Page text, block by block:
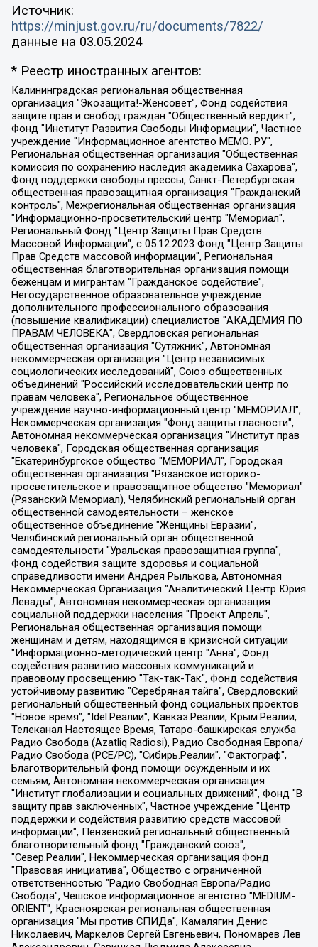
Источник:
https://minjust.gov.ru/ru/documents/7822/
данные на 03.05.2024
* Реестр иностранных агентов:
Калининградская региональная общественная организация "Экозащита!-Женсовет", Фонд содействия защите прав и свобод граждан "Общественный вердикт", Фонд "Институт Развития Свободы Информации", Частное учреждение "Информационное агентство МЕМО. РУ", Региональная общественная организация "Общественная комиссия по сохранению наследия академика Сахарова", Фонд поддержки свободы прессы, Санкт-Петербургская общественная правозащитная организация "Гражданский контроль", Межрегиональная общественная организация "Информационно-просветительский центр "Мемориал", Региональный Фонд "Центр Защиты Прав Средств Массовой Информации", с 05.12.2023 Фонд "Центр Защиты Прав Средств массовой информации", Региональная общественная благотворительная организация помощи беженцам и мигрантам "Гражданское содействие", Негосударственное образовательное учреждение дополнительного профессионального образования (повышение квалификации) специалистов "АКАДЕМИЯ ПО ПРАВАМ ЧЕЛОВЕКА", Свердловская региональная общественная организация "Сутяжник", Автономная некоммерческая организация "Центр независимых социологических исследований", Союз общественных объединений "Российский исследовательский центр по правам человека", Региональное общественное учреждение научно-информационный центр "МЕМОРИАЛ", Некоммерческая организация "Фонд защиты гласности", Автономная некоммерческая организация "Институт прав человека", Городская общественная организация "Екатеринбургское общество "МЕМОРИАЛ", Городская общественная организация "Рязанское историко-просветительское и правозащитное общество "Мемориал" (Рязанский Мемориал), Челябинский региональный орган общественной самодеятельности – женское общественное объединение "Женщины Евразии", Челябинский региональный орган общественной самодеятельности "Уральская правозащитная группа", Фонд содействия защите здоровья и социальной справедливости имени Андрея Рылькова, Автономная Некоммерческая Организация "Аналитический Центр Юрия Левады", Автономная некоммерческая организация социальной поддержки населения "Проект Апрель", Региональная общественная организация помощи женщинам и детям, находящимся в кризисной ситуации "Информационно-методический центр "Анна", Фонд содействия развитию массовых коммуникаций и правовому просвещению "Так-так-Так", Фонд содействия устойчивому развитию "Серебряная тайга", Свердловский региональный общественный фонд социальных проектов "Новое время", "Idel.Реалии", Кавказ.Реалии, Крым.Реалии, Телеканал Настоящее Время, Татаро-башкирская служба Радио Свобода (Azatliq Radiosi), Радио Свободная Европа/Радио Свобода (PCE/PC), "Сибирь.Реалии", "Фактограф", Благотворительный фонд помощи осужденным и их семьям, Автономная некоммерческая организация "Институт глобализации и социальных движений", Фонд "В защиту прав заключенных", Частное учреждение "Центр поддержки и содействия развитию средств массовой информации", Пензенский региональный общественный благотворительный фонд "Гражданский союз", "Север.Реалии", Некоммерческая организация Фонд "Правовая инициатива", Общество с ограниченной ответственностью "Радио Свободная Европа/Радио Свобода", Чешское информационное агентство "MEDIUM-ORIENT", Красноярская региональная общественная организация "Мы против СПИДа", Камалягин Денис Николаевич, Маркелов Сергей Евгеньевич, Пономарев Лев Александрович, Савицкая Людмила Алексеевна, Автономная некоммерческая организация "Центр по работе с проблемой насилия "НАСИЛИЮ.НЕТ", Межрегиональный профессиональный союз работников здравоохранения "Альянс врачей", Юридическое лицо, зарегистрированное в Латвийской Республике, SIA "Medusa Project" (регистрационный номер 40103797863, дата регистрации 10.06.2014), Некоммерческая организация "Фонд по борьбе с коррупцией", Автономная некоммерческая организация "Институт права и публичной политики", Баданин Роман Сергеевич, Гликин Максим Александрович, Железнова Мария Михайловна, Лукьянова Юлия Сергеевна, Маетная Елизавета Витальевна, Маняхин Петр Борисович, Чуракова Ольга Владимировна, Ярош Юлия Петровна, Юридическое лицо "The Insider SIA", зарегистрированное в Риге, Латвийская Республика (дата регистрации 26.06.2015), являющееся администратором доменного имени интернет-издания "The Insider SIA", https://theins.ru, Постернак Алексей Евгеньевич, Рубин Михаил Аркадьевич, Анин Роман Александрович, Юридическое лицо Istories fonds, зарегистрированное в Латвийской Республике (регистрационный номер 50008295751, дата регистрации 24.02.2020), Великовский Дмитрий Александрович, Долинина Ирина Николаевна, Мароховская Алеся Алексеевна, Шлейнов Роман Юрьевич, Шмагун Олеся Валентиновна, Общество с ограниченной ответственностью "Альтаир 2021", Общество с ограниченной ответственностью "Вега 2021", Общество с ограниченной ответственностью "Главный редактор 2021", Общество с ограниченной ответственностью "Ромашки монолит", Важенков Артем Валерьевич, Ивановская областная общественная организация "Центр гендерных исследований", Гурман Юрий Альбертович, Медиапроект "ОВД-Инфо", Егоров Владимир Владимирович, Жилинский Владимир Александрович, Общество с ограниченной ответственностью "ЗП", Иванова София Юрьевна, Карезина Инна Павловна, Кильтау Екатерина Викторовна, Петров Алексей Викторович, Пискунов Сергей Евгеньевич, Смирнов Сергей Сергеевич, Тихонов Михаил Сергеевич, Общество с ограниченной ответственностью "ЖУРНАЛИСТ-ИНОСТРАННЫЙ АГЕНТ", Арапова Галина Юрьевна, Вольтская Татьяна Анатольевна, Американская компания "Mason G.E.S. Anonymous Foundation" (США), являющаяся владельцем интернет-издания https://mnews.world/, Компания "Stichting Bellingcat", зарегистрированная в Нидерландах (дата регистрации 11.07.2018), Захаров Андрей Вячеславович, Клепиковская Екатерина Дмитриевна, Общество с ограниченной ответственностью "МЕМО", Перл Роман Александрович, Симонов Евгений Алексеевич, Соловьева Елена Анатольевна, Сотников Даниил Владимирович, Сурначева Елизавета Дмитриевна, Автономная некоммерческая организация по защите прав человека и информированию населения "Якутия – Наше Мнение", Общество с ограниченной ответственностью "Москоу диджитал медиа", с 26.01.2023 Общество с ограниченной ответственностью "Чайка Белые сады", Ветошкина Валерия Валерьевна, Заговора Максим Александрович, Межрегиональное общественное движение "Российская ЛГБТ - сеть", Оленичев Максим Владимирович, Павлов Иван Юрьевич, Скворцова Елена Сергеевна, Общество с ограниченной ответственностью "Как бы инагент", Кочетков Игорь Викторович, Общество с ограниченной ответственностью "Честные выборы", Еланчик Олег Александрович, Общество с ограниченной ответственностью "Нобелевский призыв", Гималова Регина Эмилевна, Григорьев Андрей Валерьевич, Григорьева Алина Александровна, Ассоциация по содействию защите прав призывников, альтернативнослужащих и военнослужащих "Правозащитная группа "Гражданин.Армия.Право", Хисамова Регина Фаритовна, Автономная некоммерческая организация по реализации социально-правовых программ "Лилит", Дальневосточное общественное движение "Маяк", Санкт-Петербургская ЛГБТ-инициативная группа "Выход", Инициативная группа ЛГБТ+ "Реверс", Алексеев Андрей Викторович, Бекбулатова Таисия Львовна, Беляев Иван Михайлович, Владыкина Елена Сергеевна, Гельман Марат Александрович, Никульшина Вероника Юрьевна, Толоконникова Надежда Андреевна, Шендерович Виктор Анатольевич, Общество с ограниченной ответственностью "Данное сообщение", Общество с ограниченной ответственностью Издательский дом "Новая глава", Айнбиндер Александра Александровна, Московский комьюнити-центр для ЛГБТ+инициатив, Благотворительный фонд развития филантропии, Deutsche Welle (Германия, Kurt-Schumacher-Strasse 3, 53113 Bonn), Борзунова Мария Михайловна, Воробьев Виктор Викторович, Голубева Анна Львовна, Константинова Алла Михайловна, Малкова Ирина Владимировна, Мурадов Мурад Абдулгалимович, Осетинская Елизавета Николаевна, Понасенков Евгений Николаевич, Ганапольский Матвей Юрьевич, Киселев Евгений Алексеевич, Борухович Ирина Григорьевна, Дремин Иван Тимофеевич, Дубровский Дмитрий Викторович, Красноярская региональная общественная организация поддержки и развития альтернативных образовательных технологий и межкультурных коммуникаций "ИНТЕРРА", Маяковская Екатерина Алексеевна, Фейгин Марк Захарович, Филимонов Андрей Викторович, Дзугкоева Регина Николаевна, Доброхотов Роман Александрович, Дудь Юрий Александрович, Елкин Сергей Владимирович, Кругликов Кирилл Игоревич, Сабунаева Мария Леонидовна, Семенов Алексей Владимирович, Шаинян Карен Багратович, Шульман Екатерина Михайловна, Асафьев Артур Валерьевич, Вахштайн Виктор Семенович, Венедиктов Алексей Алексеевич, Лушникова Екатерина Евгеньевна, Волков Леонид Михайлович, Невзоров Александр Глебович, Пархоменко Сергей Борисович, Сироткин Ярослав Николаевич, Кара-Мурза Владимир Владимирович, Баранова Наталья Владимировна, Гозман Леонид Яковлевич, Кагарлицкий Борис Юльевич, Климарев Михаил Валерьевич, Милов Владимир Станиславович, Автономная некоммерческая организация Краснодарский центр современного искусства "Типография", Моргенштерн Алишер Тагирович, Соболь Любовь Эдуардовна, Общество с ограниченной ответственностью "ЛИЗА НОРМ", Каспаров Гарри Кимович, Ходорковский Михаил Борисович, Общество с ограниченной ответственностью "Апрельские тезисы", Данилович Ирина Брониславовна, Кашин Олег Владимирович, Петров Николай Владимирович, Пивоваров Алексей Владимирович, Соколов Михаил Владимирович, Цветкова Юлия Владимировна, Чичваркин Евгений Александрович, Комитет против пыток/Команда против пыток, Общество с ограниченной ответственностью "Первый научный", Общество с ограниченной ответственностью "Вертолет и ко", Белоцерковская Вероника Борисовна, Кац Максим Евгеньевич, Лазарева Татьяна Юрьевна, Шаведдинов Руслан Табризович, Яшин Илья Валерьевич, Общество с ограниченной ответственностью "Иноагент ААВ", Алешковский Дмитрий Петрович, Альбац Евгения Марковна, Быков Дмитрий Львович, Галямина Юлия Евгеньевна, Лойко Сергей Леонидович, Мартынов Кирилл Константинович, Медведев Сергей Александрович, Крашенинников Федор Геннадиевич, Гордеева Катерина Вл